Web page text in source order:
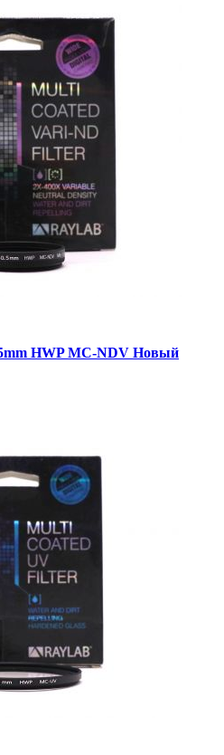
HWP MC-NDV Новый